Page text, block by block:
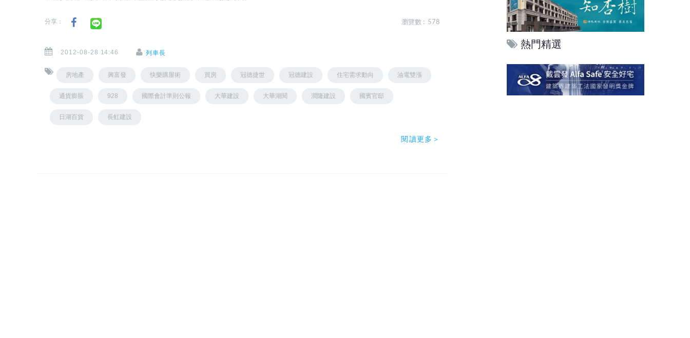
分享： 瀏覽數 : 578
2012-08-28 14:46 列車長
房地產 興富發 快樂購屋術 買房 冠德捷世 冠德建設 住宅需求動向 油電雙漲
通貨膨脹 928 國際會計準則公報 大華建設 大華湖閱 潤隆建設 國賓官邸
日湖百貨 長虹建設
閱讀更多＞
熱門精選